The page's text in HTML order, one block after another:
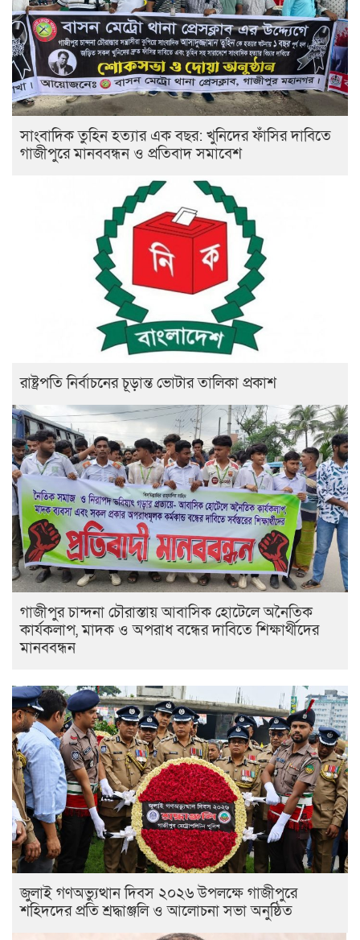
সাংবাদিক তুহিন হত্যার এক বছর: খুনিদের ফাঁসির দাবিতে
গাজীপুরে মানববন্ধন ও প্রতিবাদ সমাবেশ
রাষ্ট্রপতি নির্বাচনের চূড়ান্ত ভোটার তালিকা প্রকাশ
গাজীপুর চান্দনা চৌরাস্তায় আবাসিক হোটেলে অনৈতিক
কার্যকলাপ, মাদক ও অপরাধ বন্ধের দাবিতে শিক্ষার্থীদের
মানববন্ধন
জুলাই গণঅভ্যুত্থান দিবস ২০২৬ উপলক্ষে গাজীপুরে
শহিদদের প্রতি শ্রদ্ধাঞ্জলি ও আলোচনা সভা অনুষ্ঠিত